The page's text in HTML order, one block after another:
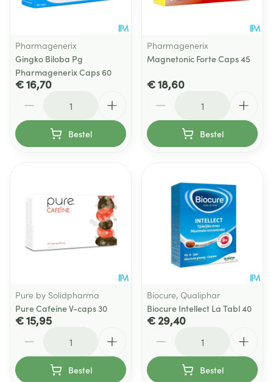
Pharmagenerix
Gingko Biloba Pg
Pharmagenerix Caps 60
€ 16,70
Bestel
Pharmagenerix
Magnetonic Forte Caps 45
€ 18,60
Bestel
Pure by Solidpharma
Pure Cafeine V-caps 30
€ 15,95
Bestel
Biocure, Qualiphar
Biocure Intellect La Tabl 40
€ 29,40
Bestel